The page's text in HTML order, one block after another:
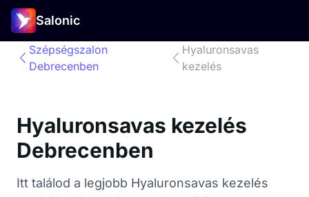
Salonic
Szépségszalon
Debrecenben
Hyaluronsavas
kezelés
Hyaluronsavas kezelés
Debrecenben
Itt találod a legjobb Hyaluronsavas kezelés